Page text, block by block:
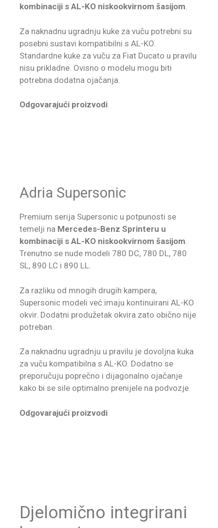
kombinaciji s AL-KO niskookvirnom šasijom.
Za naknadnu ugradnju kuke za vuču potrebni su
posebni sustavi kompatibilni s AL-KO.
Standardne kuke za vuču za Fiat Ducato u pravilu
nisu prikladne. Ovisno o modelu mogu biti
potrebna dodatna ojačanja.
Odgovarajući proizvodi
Adria Supersonic
Premium serija Supersonic u potpunosti se
temelji na Mercedes-Benz Sprinteru u
kombinaciji s AL-KO niskookvirnom šasijom.
Trenutno se nude modeli 780 DC, 780 DL, 780
SL, 890 LC i 890 LL.
Za razliku od mnogih drugih kampera,
Supersonic modeli već imaju kontinuirani AL-KO
okvir. Dodatni produžetak okvira zato obično nije
potreban.
Za naknadnu ugradnju u pravilu je dovoljna kuka
za vuču kompatibilna s AL-KO. Dodatno se
preporučuju poprečno i dijagonalno ojačanje
kako bi se sile optimalno prenijele na podvozje.
Odgovarajući proizvodi
Djelomično integrirani